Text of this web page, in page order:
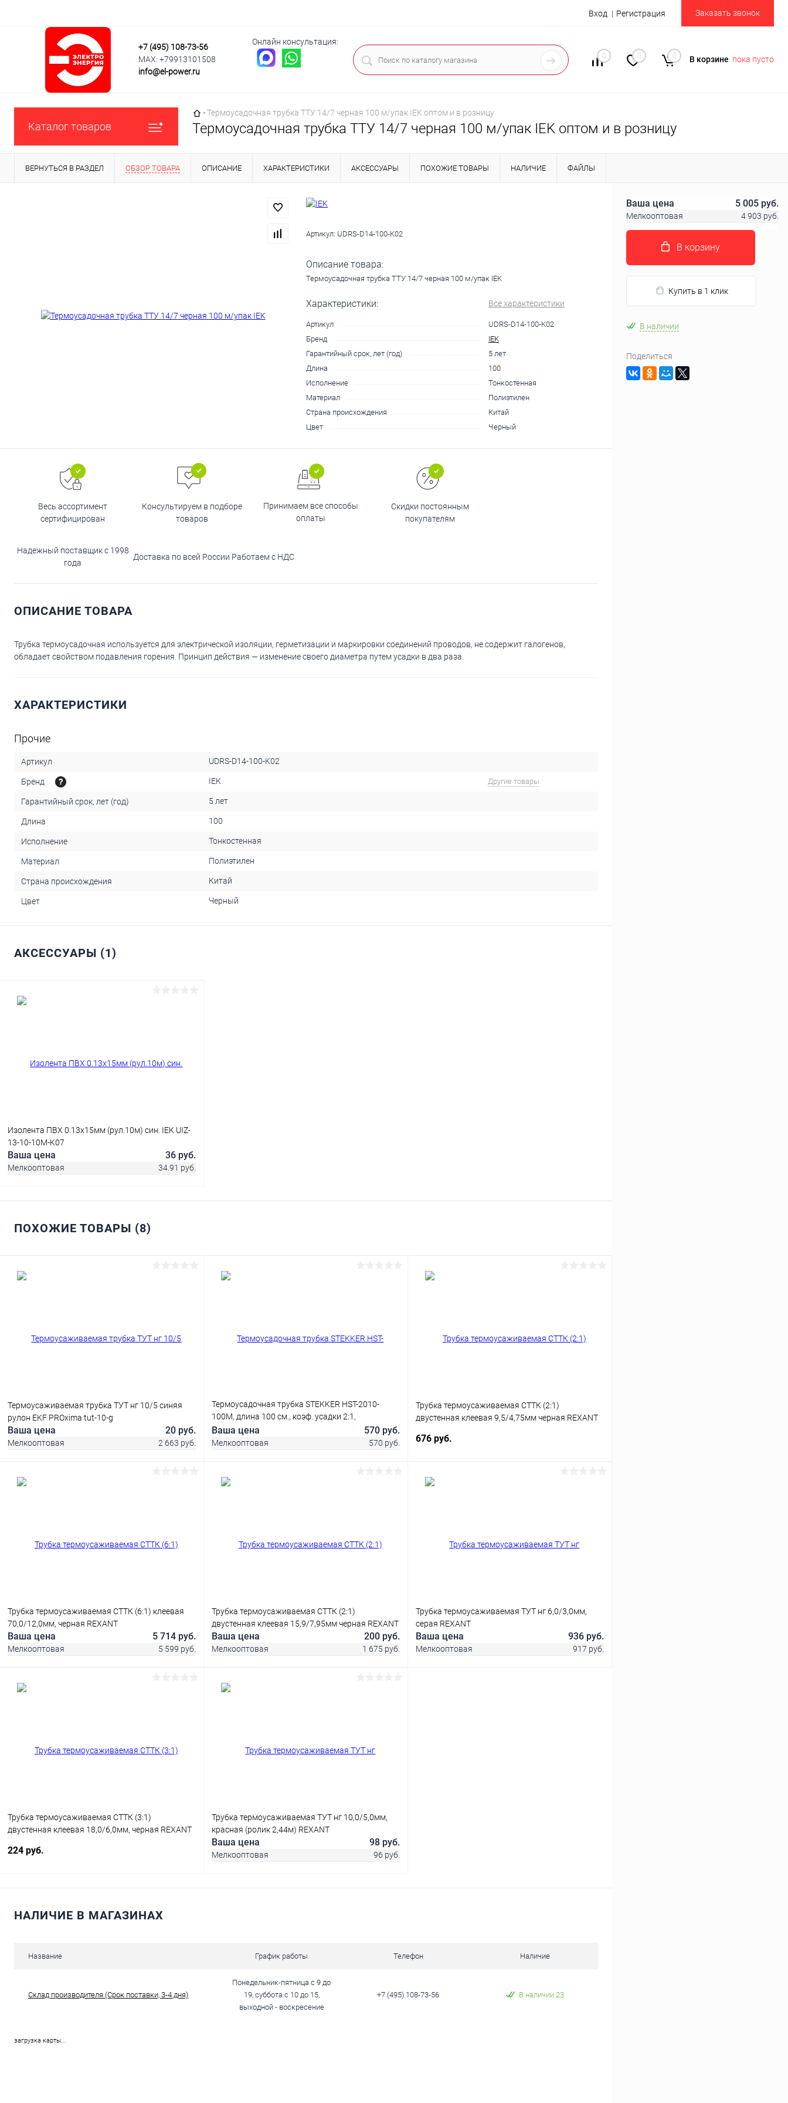
Вход Регистрация Заказать звонок
+7 (495) 108-73-56
MAX: +79913101508
info@el-power.ru
Онлайн консультация:
0 0 0 В корзине пока пусто
Каталог товаров
Главная страница
•Термоусадочная трубка ТТУ 14/7 черная 100 м/упак IEK оптом и в розницу
Термоусадочная трубка ТТУ 14/7 черная 100 м/упак IEK оптом и в розницу
ВЕРНУТЬСЯ В РАЗДЕЛ ОБЗОР ТОВАРА ОПИСАНИЕ ХАРАКТЕРИСТИКИ АКСЕССУАРЫ ПОХОЖИЕ ТОВАРЫ НАЛИЧИЕ ФАЙЛЫ
Артикул: UDRS-D14-100-K02
Описание товара:
Термоусадочная трубка ТТУ 14/7 черная 100 м/упак IEK
Характеристики: Все характеристики
Артикул
UDRS-D14-100-K02
Бренд
IEK
Гарантийный срок, лет (год)
5 лет
Длина
100
Исполнение
Тонкостенная
Материал
Полиэтилен
Страна происхождения
Китай
Цвет
Черный
Весь ассортимент
сертифицирован
Консультируем в подборе
товаров
Принимаем все способы
оплаты
Скидки постоянным
покупателям
Надежный поставщик с 1998
года
Доставка по всей России Работаем с НДС
ОПИСАНИЕ ТОВАРА
Трубка термоусадочная используется для электрической изоляции, герметизации и маркировки соединений проводов, не содержит галогенов,
обладает свойством подавления горения. Принцип действия — изменение своего диаметра путем усадки в два раза.
ХАРАКТЕРИСТИКИ
Прочие
Артикул UDRS-D14-100-K02
Бренд IEK Другие товары
Гарантийный срок, лет (год) 5 лет
Длина 100
Исполнение Тонкостенная
Материал Полиэтилен
Страна происхождения Китай
Цвет Черный
АКСЕССУАРЫ (1)
Изолента ПВХ 0.13х15мм (рул.10м) син. IEK UIZ-
13-10-10M-K07
Ваша цена 36 руб.
Мелкооптовая 34.91 руб.
В корзину
В избранное
ПОХОЖИЕ ТОВАРЫ (8)
Термоусаживаемая трубка ТУТ нг 10/5 синяя
рулон EKF PROxima tut-10-g
Ваша цена 20 руб.
Мелкооптовая 2 663 руб.
Термоусадочная трубка STEKKER HST-2010-
100M, длина 100 см., коэф. усадки 2:1,
мультиколор
Ваша цена 570 руб.
Мелкооптовая 570 руб.
Трубка термоусаживаемая СТТК (2:1)
двустенная клеевая 9,5/4,75мм черная REXANT
676 руб.
Трубка термоусаживаемая СТТК (6:1) клеевая
70,0/12,0мм, черная REXANT
Ваша цена 5 714 руб.
Мелкооптовая 5 599 руб.
Трубка термоусаживаемая СТТК (2:1)
двустенная клеевая 15,9/7,95мм черная REXANT
Ваша цена 200 руб.
Мелкооптовая 1 675 руб.
Трубка термоусаживаемая ТУТ нг 6,0/3,0мм,
серая REXANT
Ваша цена 936 руб.
Мелкооптовая 917 руб.
Трубка термоусаживаемая СТТК (3:1)
двустенная клеевая 18,0/6,0мм, черная REXANT
224 руб.
В корзину
Трубка термоусаживаемая ТУТ нг 10,0/5,0мм,
красная (ролик 2,44м) REXANT
Ваша цена 98 руб.
Мелкооптовая 96 руб.
НАЛИЧИЕ В МАГАЗИНАХ
Название График работы Телефон Наличие
Склад производителя (Срок поставки, 3-4 дня)
Понедельник-пятница с 9 до
19, суббота с 10 до 15,
выходной - воскресение
+7 (495) 108-73-56 В наличии 23
загрузка карты...
Ваша цена 5 005 руб.
Мелкооптовая 4 903 руб.
В корзину
Купить в 1 клик
В наличии
Поделиться